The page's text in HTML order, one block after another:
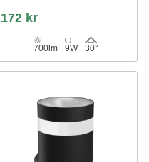
172 kr
700lm 9W 30°